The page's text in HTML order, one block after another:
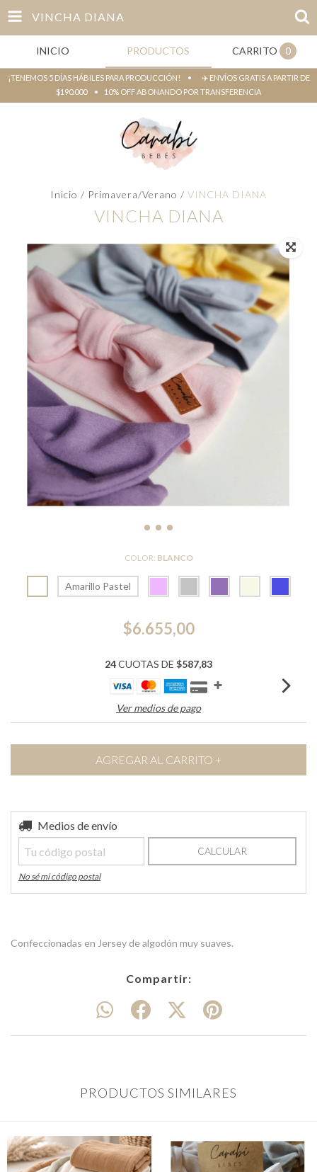
VINCHA DIANA
INICIO PRODUCTOS CARRITO 0
¡TENEMOS 5 DÍAS HÁBILES PARA PRODUCCIÓN! • ✈️ ENVÍOS GRATIS A PARTIR DE
$190.000 • 10% OFF ABONANDO POR TRANSFERENCIA
Inicio / Primavera/Verano / VINCHA DIANA
VINCHA DIANA
COLOR: BLANCO
Amarillo Pastel
$6.655,00
24CUOTAS DE $587,83
Ver medios de pago
Entregas para el CP:
Medios de envío
CALCULAR
No sé mi código postal
Confeccionadas en Jersey de algodón muy suaves.
Compartir:
PRODUCTOS SIMILARES